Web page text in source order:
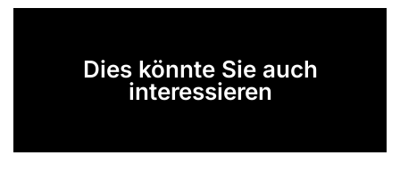
Dies könnte Sie auch
interessieren